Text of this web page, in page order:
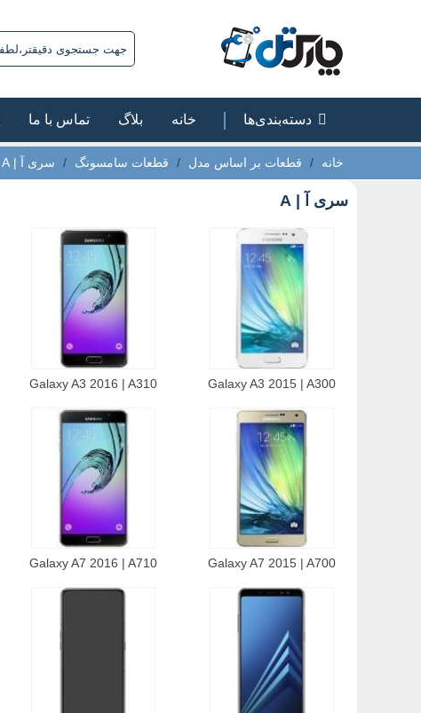
دسته‌بندی‌ها خانه بلاگ تماس با ما
خانه / قطعات بر اساس مدل / قطعات سامسونگ / سری آ | A
سری آ | A
Galaxy A3 2015 | A300
Galaxy A3 2016 | A310
Galaxy A7 2015 | A700
Galaxy A7 2016 | A710